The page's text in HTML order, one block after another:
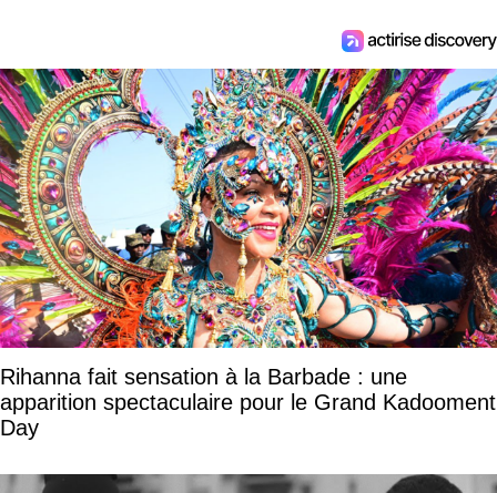
Rihanna fait sensation à la Barbade : une
apparition spectaculaire pour le Grand Kadooment
Day